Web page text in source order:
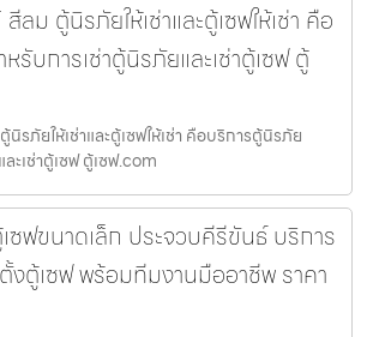
ลม ตู้นิรภัยให้เช่าและตู้เซฟให้เช่า คือ
รับการเช่าตู้นิรภัยและเช่าตู้เซฟ ตู้
รภัยให้เช่าและตู้เซฟให้เช่า คือบริการตู้นิรภัย
ะเช่าตู้เซฟ ตู้เซฟ.com
ซฟขนาดเล็ก ประจวบคีรีขันธ์ บริการ
งตู้เซฟ พร้อมทีมงานมืออาชีพ ราคา